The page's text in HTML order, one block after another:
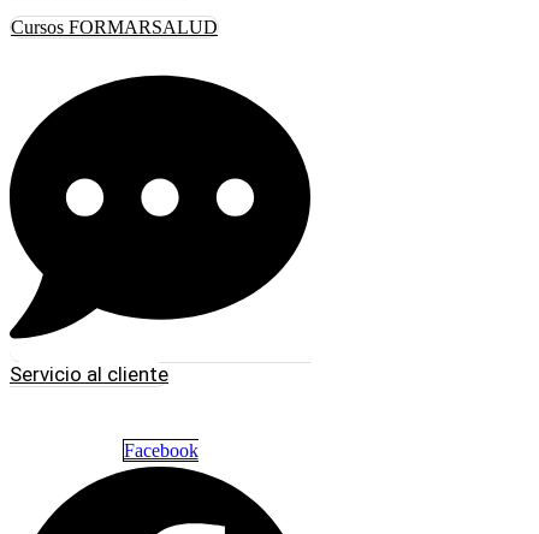
Cursos FORMARSALUD
Servicio al cliente
Facebook